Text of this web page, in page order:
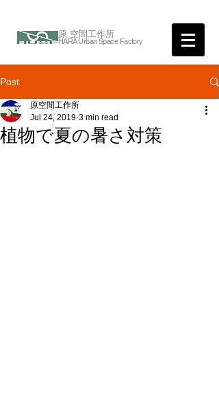
原 空間工作所
HARA Urban Space Factory
Post
植物で夏の暑さ対策
原空間工作所
Jul 24, 2019 3 min read